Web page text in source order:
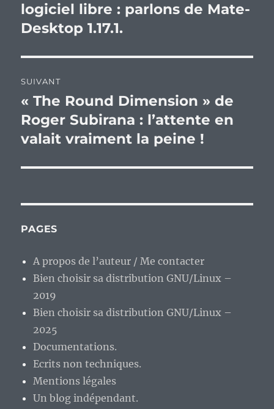
l’article
précédente :
logiciel libre : parlons de Mate-
Desktop 1.17.1.
SUIVANT
Publication
suivante :
« The Round Dimension » de
Roger Subirana : l’attente en
valait vraiment la peine !
PAGES
A propos de l’auteur / Me contacter
Bien choisir sa distribution GNU/Linux –
2019
Bien choisir sa distribution GNU/Linux –
2025
Documentations.
Ecrits non techniques.
Mentions légales
Un blog indépendant.